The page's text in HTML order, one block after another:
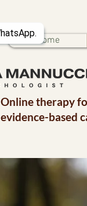
Home
Online therapy
evidence-based